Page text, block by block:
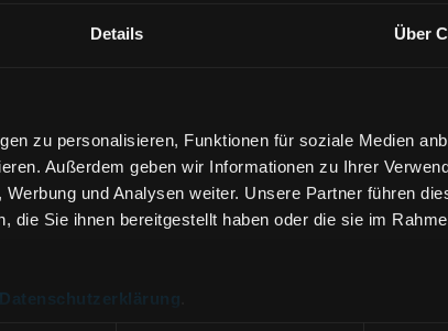
Details Über
zu personalisieren, Funktionen für soziale Medien
Außerdem geben wir Informationen zu Ihrer
und Analysen weiter. Unsere Partner führen
die Sie ihnen bereitgestellt haben oder die sie im
Datenschutzerklärung
derLieferstellen